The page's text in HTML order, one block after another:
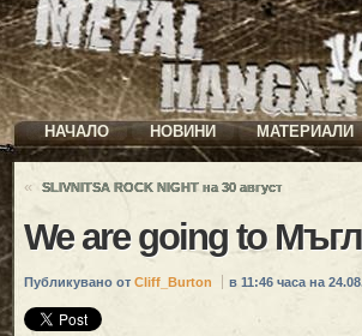
НАЧАЛО НОВИНИ МАТЕРИАЛИ
« SLIVNITSA ROCK NIGHT на 30 август
We are going to
Публикувано от Cliff_Burton в 11:46 часа на